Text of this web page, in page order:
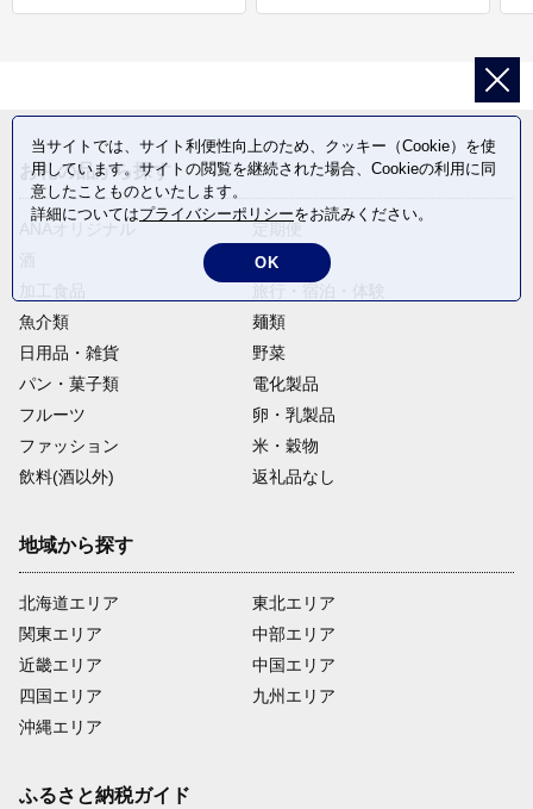
お礼の品から探す
肉類
魚介類
麺類
日用品・雑貨
野菜
パン・菓子類
電化製品
フルーツ
卵・乳製品
ファッション
米・穀物
飲料(酒以外)
返礼品なし
地域から探す
北海道エリア
関東エリア
近畿エリア
四国エリア
沖縄エリア
東北エリア
中部エリア
中国エリア
九州エリア
ふるさと納税ガイド
当サイトでは、サイト利便性向上のため、クッキー（Cookie）を使
用しています。サイトの閲覧を継続された場合、Cookieの利用に同
意したことものといたします。
詳細についてはプライバシーポリシーをお読みください。
OK